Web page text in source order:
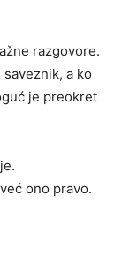
razgovore.
a ko
je preokret
ono pravo.